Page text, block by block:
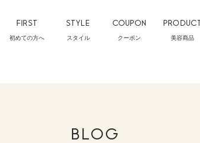
FIRST
初めての方へ
STYLE
スタイル
COUPON
クーポン
PRODUCT
美容商品
BLOG